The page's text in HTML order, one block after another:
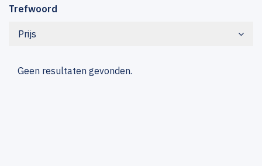
Trefwoord
Prijs
Geen resultaten gevonden.